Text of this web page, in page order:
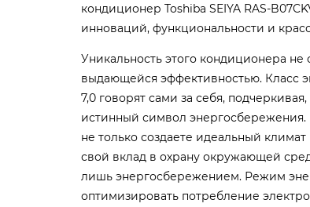
кондиционер Toshiba SEIYA RAS-
инноваций, функциональности и
Уникальность этого кондиционера не
выдающейся эффективностью. Класс
7,0 говорят сами за себя,
истинный символ энергосбережения.
не только создаете идеальный
свой вклад в охрану окружающей
лишь энергосбережением. Режим
оптимизировать потребление